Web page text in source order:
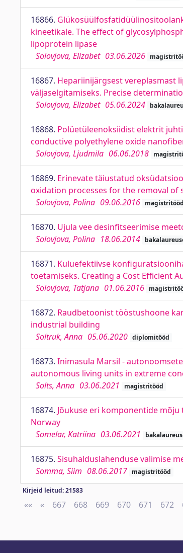
16866.
kineetikale. The effect of
lipoprotein lipase
Solovjova, Elizabet 03.06.2026
16867. Hepariinijärgsest vereplasmast
väljaselgitamiseks. Precise
Solovjova, Elizabet 05.06.2024
16868. Polüetüleenoksiidist elektrit
conductive polyethylene oxide
Solovjova, Ljudmila 06.06.2018
16869. Erinevate täiustatud
oxidation processes for the removal
Solovjova, Polina 09.06.2016 magistritööd
16870. Ujula vee desinfitseerimise
Solovjova, Polina 18.06.2014
16871. Kuluefektiivse
toetamiseks. Creating a Cost Efficient
Solovjova, Tatjana 01.06.2016
16872. Raudbetoonist tööstushoone
industrial building
Soltruk, Anna 05.06.2020 diplomitööd
16873. Inimasula Marsil -
autonomous living units in extreme
Solts, Anna 03.06.2021 magistritööd
16874. Jõukuse eri komponentide
Norway
Somelar, Katriina 03.06.2021
16875. Sisuhalduslahenduse valimise
Somma, Siim 08.06.2017 magistritööd
Kirjeid leitud: 21583
«« First
« Previous
667 668 669 670 671 672